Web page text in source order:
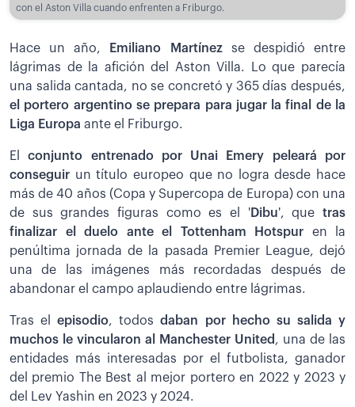
con el Aston Villa cuando enfrenten a Friburgo.
Hace un año, Emiliano Martínezse despidió entre
lágrimas de la afición del Aston Villa. Lo que parecía
una salida cantada, no se concretó y 365 días después,
el portero argentino se prepara para jugar la final de la
Liga Europa ante el Friburgo.
Elconjunto entrenado por Unai Emery peleará por
conseguir un título europeo que no logra desde hace
más de 40 años (Copa y Supercopa de Europa) con una
de sus grandes figuras como es el 'Dibu', quetras
finalizar el duelo ante el Tottenham Hotspur en la
penúltima jornada de la pasada Premier League, dejó
una de las imágenes más recordadas después de
abandonar el campo aplaudiendo entre lágrimas.
Tras elepisodio, todos daban por hecho su salida y
muchos le vincularon al Manchester United , una de las
entidades más interesadas por el futbolista, ganador
del premio The Best al mejor portero en 2022 y 2023 y
del Lev Yashin en 2023 y 2024.